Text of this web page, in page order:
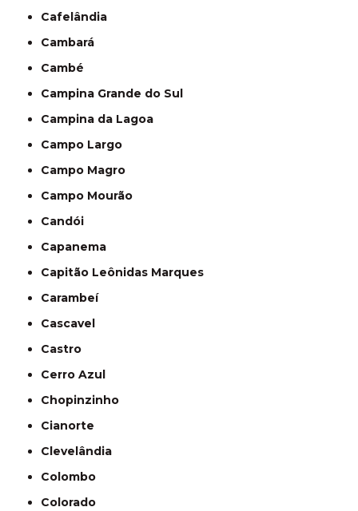
Cafelândia
Cambará
Cambé
Campina Grande do Sul
Campina da Lagoa
Campo Largo
Campo Magro
Campo Mourão
Candói
Capanema
Capitão Leônidas Marques
Carambeí
Cascavel
Castro
Cerro Azul
Chopinzinho
Cianorte
Clevelândia
Colombo
Colorado